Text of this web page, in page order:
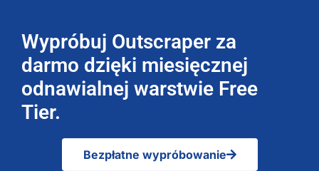
Wypróbuj Outscraper za
darmo dzięki miesięcznej
odnawialnej warstwie Free
Tier.
Bezpłatne wypróbowanie